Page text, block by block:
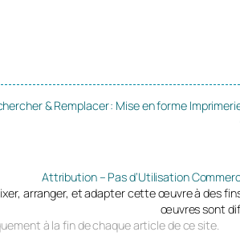
& Remplacer : Mise en forme
Attribution – Pas d’Utilisation
arranger, et adapter cette œuvre à des
œuvres sont
à la fin de chaque article de ce site.